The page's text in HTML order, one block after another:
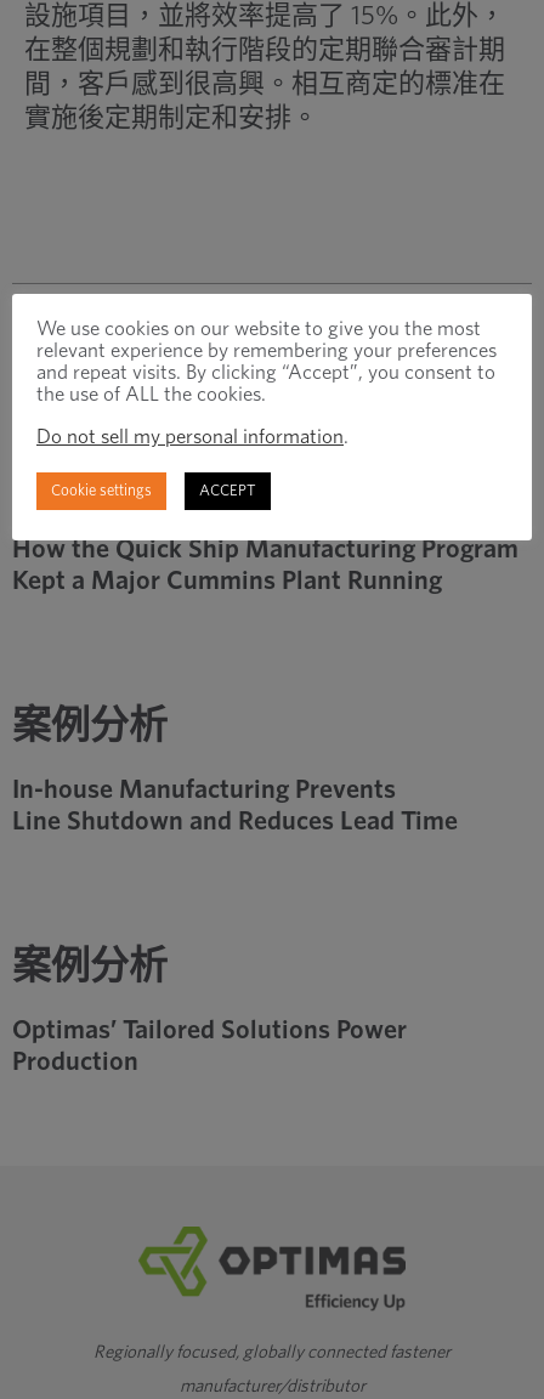
設施項目，並將效率提高了 15%。此外，
在整個規劃和執行階段的定期聯合審計期
間，客戶感到很高興。相互商定的標准在
實施後定期制定和安排。
相關文章
案例分析
How the Quick Ship Manufacturing Program
Kept a Major Cummins Plant Running
案例分析
In-house Manufacturing Prevents
Line Shutdown and Reduces Lead Time
案例分析
Optimas’ Tailored Solutions Power
Production
Regionally focused, globally connected fastener
manufacturer/distributor
We use cookies on our website to give you the most
relevant experience by remembering your preferences
and repeat visits. By clicking “Accept”, you consent to
the use of ALL the cookies.
Do not sell my personal information.
Cookie settings ACCEPT